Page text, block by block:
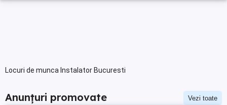
Locuri de munca Instalator Bucuresti
Anunțuri promovate Vezi toate